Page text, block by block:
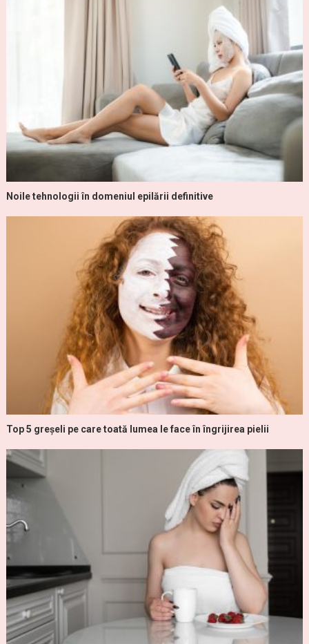
Noile tehnologii în domeniul epilării definitive
Top 5 greșeli pe care toată lumea le face în îngrijirea pielii